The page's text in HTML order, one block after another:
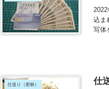
込ま
写体
仕送り（密林） 仕